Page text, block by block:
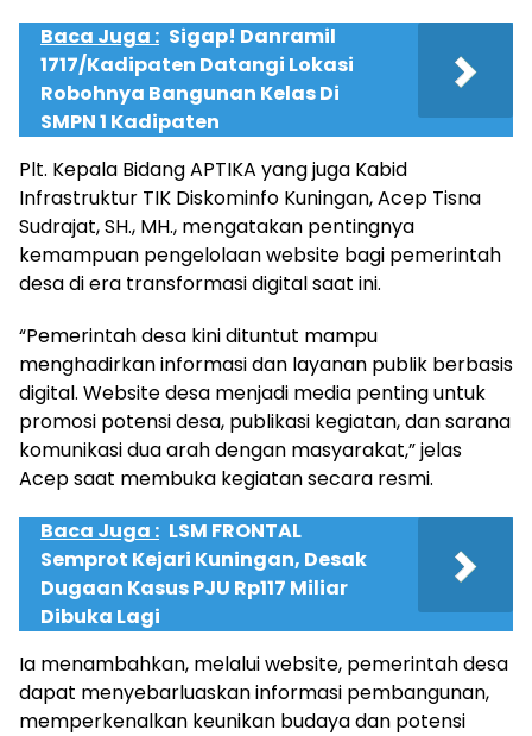
Baca Juga : Sigap! Danramil
1717/Kadipaten Datangi Lokasi
Robohnya Bangunan Kelas Di
SMPN 1 Kadipaten
Plt. Kepala Bidang APTIKA yang juga Kabid
Infrastruktur TIK Diskominfo Kuningan, Acep Tisna
Sudrajat, SH., MH., mengatakan pentingnya
kemampuan pengelolaan website bagi pemerintah
desa di era transformasi digital saat ini.
“Pemerintah desa kini dituntut mampu
menghadirkan informasi dan layanan publik berbasis
digital. Website desa menjadi media penting untuk
promosi potensi desa, publikasi kegiatan, dan sarana
komunikasi dua arah dengan masyarakat,” jelas
Acep saat membuka kegiatan secara resmi.
Baca Juga : LSM FRONTAL
Semprot Kejari Kuningan, Desak
Dugaan Kasus PJU Rp117 Miliar
Dibuka Lagi
Ia menambahkan, melalui website, pemerintah desa
dapat menyebarluaskan informasi pembangunan,
memperkenalkan keunikan budaya dan potensi